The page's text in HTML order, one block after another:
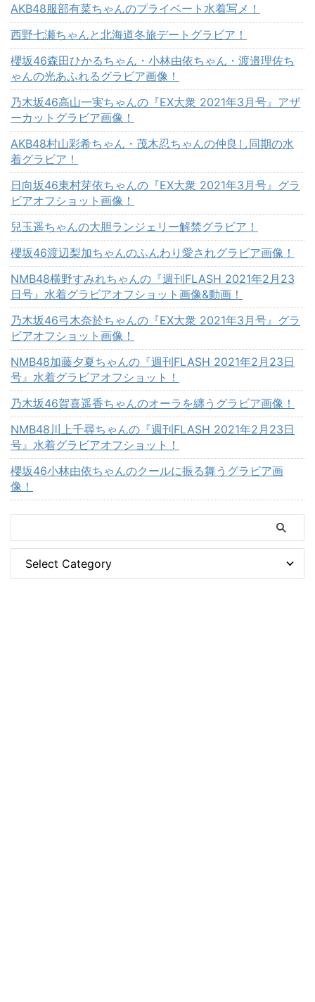
AKB48服部有菜ちゃんのプライベート水着写メ！
西野七瀬ちゃんと北海道冬旅デートグラビア！
櫻坂46森田ひかるちゃん・小林由依ちゃん・渡邉理佐ち
ゃんの光あふれるグラビア画像！
乃木坂46高山一実ちゃんの『EX大衆 2021年3月号』アザ
ーカットグラビア画像！
AKB48村山彩希ちゃん・茂木忍ちゃんの仲良し同期の水
着グラビア！
日向坂46東村芽依ちゃんの『EX大衆 2021年3月号』グラ
ビアオフショット画像！
兒玉遥ちゃんの大胆ランジェリー解禁グラビア！
櫻坂46渡辺梨加ちゃんのふんわり愛されグラビア画像！
NMB48横野すみれちゃんの『週刊FLASH 2021年2月23
日号』水着グラビアオフショット画像&動画！
乃木坂46弓木奈於ちゃんの『EX大衆 2021年3月号』グラ
ビアオフショット画像！
NMB48加藤夕夏ちゃんの『週刊FLASH 2021年2月23日
号』水着グラビアオフショット！
乃木坂46賀喜遥香ちゃんのオーラを纏うグラビア画像！
NMB48川上千尋ちゃんの『週刊FLASH 2021年2月23日
号』水着グラビアオフショット！
櫻坂46小林由依ちゃんのクールに振る舞うグラビア画
像！